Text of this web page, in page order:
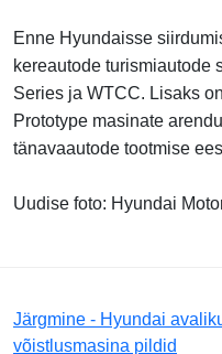
Enne Hyundaisse
kereautode turismiautode
Series ja WTCC. Lisaks
Prototype masinate
tänavaautode tootmise
Uudise foto: Hyundai
Järgmine - Hyundai
võistlusmasina pildid